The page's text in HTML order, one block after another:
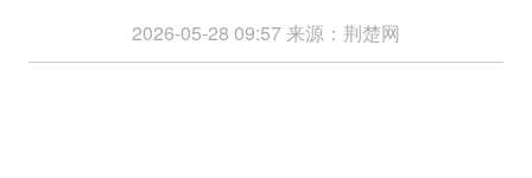
2026-05-28 09:57 来源： 荆楚网